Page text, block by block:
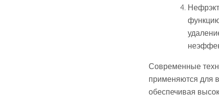
Современные
применяются для
обеспечивая